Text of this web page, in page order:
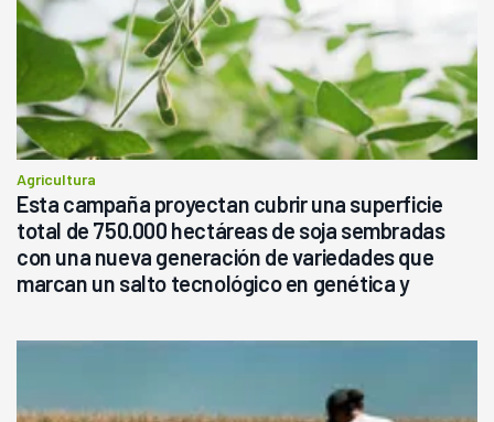
Agricultura
Esta campaña proyectan cubrir una superficie
total de 750.000 hectáreas de soja sembradas
con una nueva generación de variedades que
marcan un salto tecnológico en genética y